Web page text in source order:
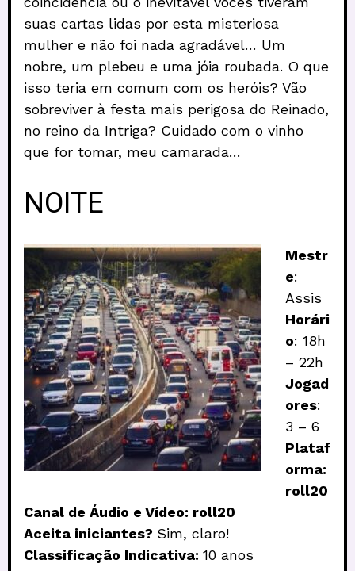
suas cartas lidas por esta misteriosa
mulher e não foi nada agradável… Um
nobre, um plebeu e uma jóia roubada. O que
isso teria em comum com os heróis? Vão
sobreviver à festa mais perigosa do Reinado,
no reino da Intriga? Cuidado com o vinho
que for tomar, meu camarada…
NOITE
Mestr
e:
Assis
Horári
o: 18h
– 22h
Jogad
ores:
3 – 6
Plataf
orma:
roll20
Canal de Áudio e Vídeo: roll20
Aceita iniciantes? Sim, claro!
Classificação Indicativa: 10 anos